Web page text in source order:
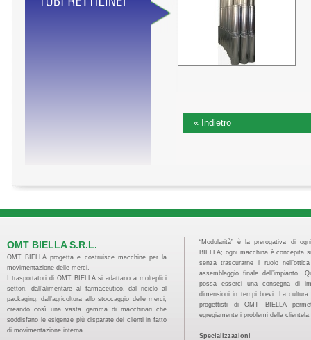
« Indietro
OMT BIELLA S.R.L.
OMT BIELLA progetta e costruisce macchine per la
movimentazione delle merci.
I trasportatori di OMT BIELLA si adattano a molteplici
settori, dall’alimentare al farmaceutico, dal riciclo al
packaging, dall’agricoltura allo stoccaggio delle merci,
creando così una vasta gamma di macchinari che
soddisfano le esigenze più disparate dei clienti in fatto
di movimentazione interna.
“Modularità” è la prerogativa di
BIELLA; ogni macchina è concepita
senza trascurarne il ruolo
assemblaggio finale dell’impianto.
possa esserci una consegna di
dimensioni in tempi brevi. La cultura
progettisti di OMT BIELLA
egregiamente i problemi della clientela.
Specializzazioni